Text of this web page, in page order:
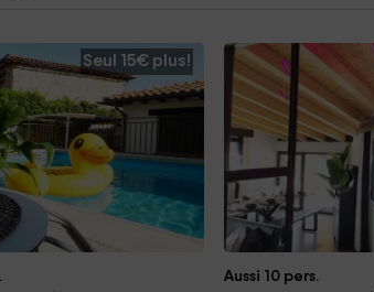
Seul 15€ plus!
Aussi 10 pers.